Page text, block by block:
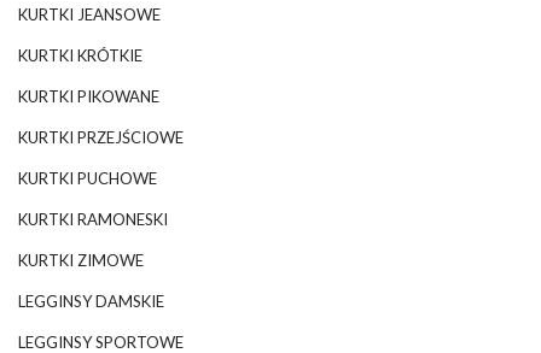
KURTKI JEANSOWE
KURTKI KRÓTKIE
KURTKI PIKOWANE
KURTKI PRZEJŚCIOWE
KURTKI PUCHOWE
KURTKI RAMONESKI
KURTKI ZIMOWE
LEGGINSY DAMSKIE
LEGGINSY SPORTOWE